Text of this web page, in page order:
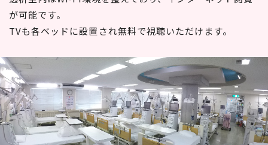
が可能です。
TVも各ベッドに設置され無料で視聴いただけます。